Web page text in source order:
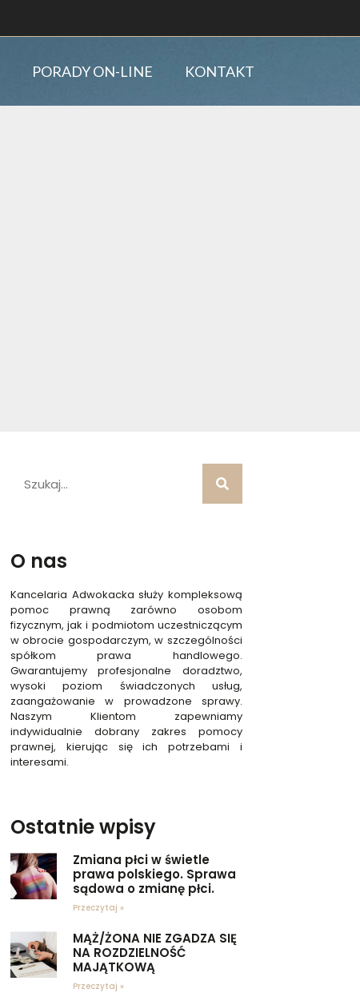
PORADY ON-LINE KONTAKT
O nas
Kancelaria Adwokacka służy kompleksową
pomoc prawną zarówno osobom
fizycznym, jak i podmiotom uczestniczącym
w obrocie gospodarczym, w szczególności
spółkom prawa handlowego.
Gwarantujemy profesjonalne doradztwo,
wysoki poziom świadczonych usług,
zaangażowanie w prowadzone sprawy.
Naszym Klientom zapewniamy
indywidualnie dobrany zakres pomocy
prawnej, kierując się ich potrzebami i
interesami.
Ostatnie wpisy
Zmiana płci w świetle
prawa polskiego. Sprawa
sądowa o zmianę płci.
Przeczytaj »
MĄŻ/ŻONA NIE ZGADZA SIĘ
NA ROZDZIELNOŚĆ
MAJĄTKOWĄ
Przeczytaj »